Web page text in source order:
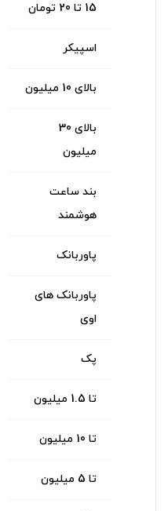
15 تا 20 تومان
اسپیکر
بالای 10 میلیون
بالای 30
میلیون
بند ساعت
هوشمند
پاوربانک
پاوربانک های
اوی
پک
تا 1.5 میلیون
تا 10 میلیون
تا 5 میلیون